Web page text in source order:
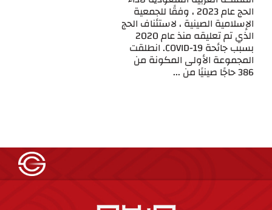
الحج عام 2023 ، وفقًا للجمعية
الإسلامية الصينية ، لاستئناف الحج
الذي تم تعليقه منذ عام 2020
بسبب جائحة COVID-19. انطلقت
المجموعة الأولى المكونة من
386 حاجًا صينيًا من ...